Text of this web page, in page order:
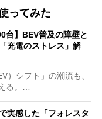
ってみた
台】BEV普及の障壁と
充電のストレス」解
）シフト」の潮流も、
る。…
実感した「フォレスタ